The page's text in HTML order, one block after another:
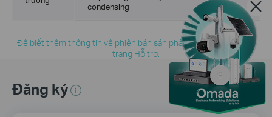
condensing
Để biết thêm thông tin về phiên bản sản phẩm, vui lòng truy cập
trang Hỗ trợ.
Đăng ký